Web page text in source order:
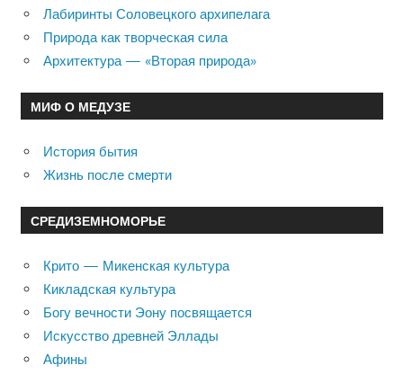
Лабиринты Соловецкого архипелага
Природа как творческая сила
Архитектура — «Вторая природа»
МИФ О МЕДУЗЕ
История бытия
Жизнь после смерти
СРЕДИЗЕМНОМОРЬЕ
Крито — Микенская культура
Кикладская культура
Богу вечности Эону посвящается
Искусство древней Эллады
Афины